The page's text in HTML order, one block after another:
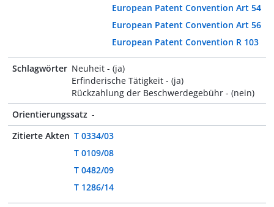
European Patent Convention Art 54
European Patent Convention Art 56
European Patent Convention R 103
Schlagwörter Neuheit - (ja)
Erfinderische Tätigkeit - (ja)
Rückzahlung der Beschwerdegebühr - (nein)
Orientierungssatz -
Zitierte Akten T 0334/03
T 0109/08
T 0482/09
T 1286/14